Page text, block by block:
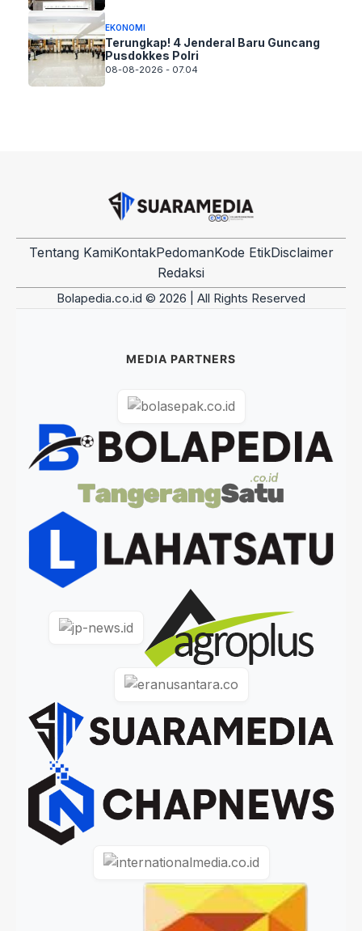
EKONOMI
Terungkap! 4 Jenderal Baru Guncang
Pusdokkes Polri
08-08-2026 - 07.04
Tentang KamiKontakPedomanKode EtikDisclaimer
Redaksi
Bolapedia.co.id © 2026 | All Rights Reserved
MEDIA PARTNERS